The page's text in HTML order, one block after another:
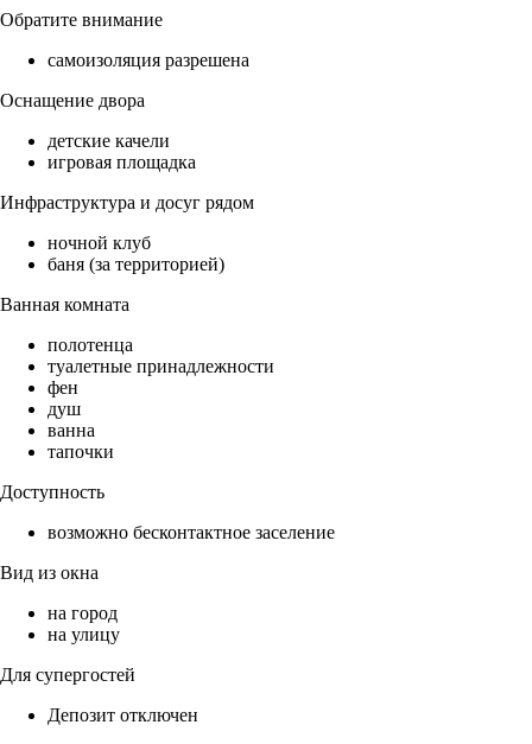
Обратите внимание
самоизоляция разрешена
Оснащение двора
детские качели
игровая площадка
Инфраструктура и досуг рядом
ночной клуб
баня (за территорией)
Ванная комната
полотенца
туалетные принадлежности
фен
душ
ванна
тапочки
Доступность
возможно бесконтактное заселение
Вид из окна
на город
на улицу
Для супергостей
Депозит отключен